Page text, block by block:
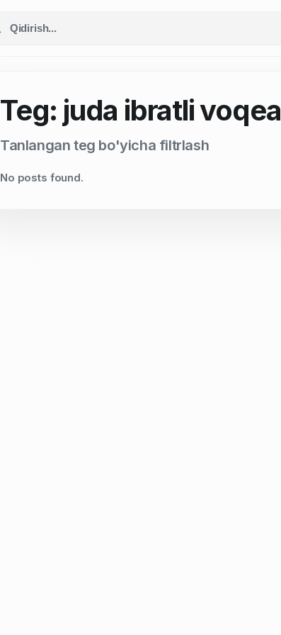
Teg: juda ibratli voqea
Tanlangan teg bo'yicha filtrlash
No posts found.